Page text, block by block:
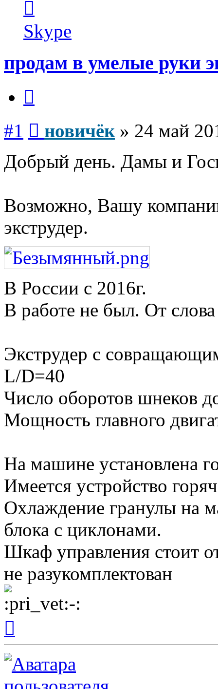
пользователя
новичёк
Skype
продам в умелые руки
#1 новичёк» 24 май
Добрый день. Дамы и
Возможно, Вашу
экструдер.
В России с 2016г.
В работе не был. От
Экструдер с
L/D=40
Число оборотов шнеков
Мощность главного
На машине установлена
Имеется устройство
Охлаждение гранулы на
блока с циклонами.
Шкаф управления стоит
не разукомплектован
началу